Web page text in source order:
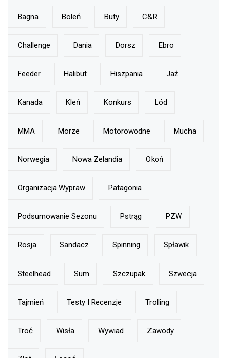
Bagna Boleń Buty C&r
Challenge Dania Dorsz Ebro
Feeder Halibut Hiszpania Jaź
Kanada Kleń Konkurs Lód
MMA Morze Motorowodne Mucha
Norwegia Nowa Zelandia Okoń
Organizacja Wypraw Patagonia
Podsumowanie Sezonu Pstrąg PZW
Rosja Sandacz Spinning Spławik
Steelhead Sum Szczupak Szwecja
Tajmień Testy I Recenzje Trolling
Troć Wisła Wywiad Zawody